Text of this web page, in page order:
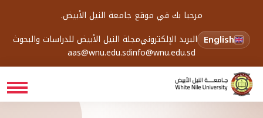
مرحبا بك في موقع جامعة النيل الأبيض.
English البريد الإلكترونيمجلة النيل الأبيض للدراسات والبحوث
info@wnu.edu.sd
aas@wnu.edu.sd